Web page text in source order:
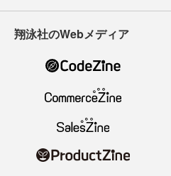
翔泳社のWebメディア